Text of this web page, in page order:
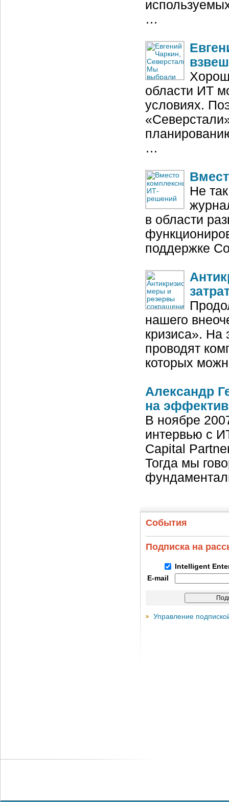
…
области ИТ
условиях.
…
Не
в области
поддержке
нашего
кризиса». На
проводят
которых
Александр
на
В ноябре
интервью с
Capital
Тогда мы
События
Подписка на
Intelligent
E-mail
Управление